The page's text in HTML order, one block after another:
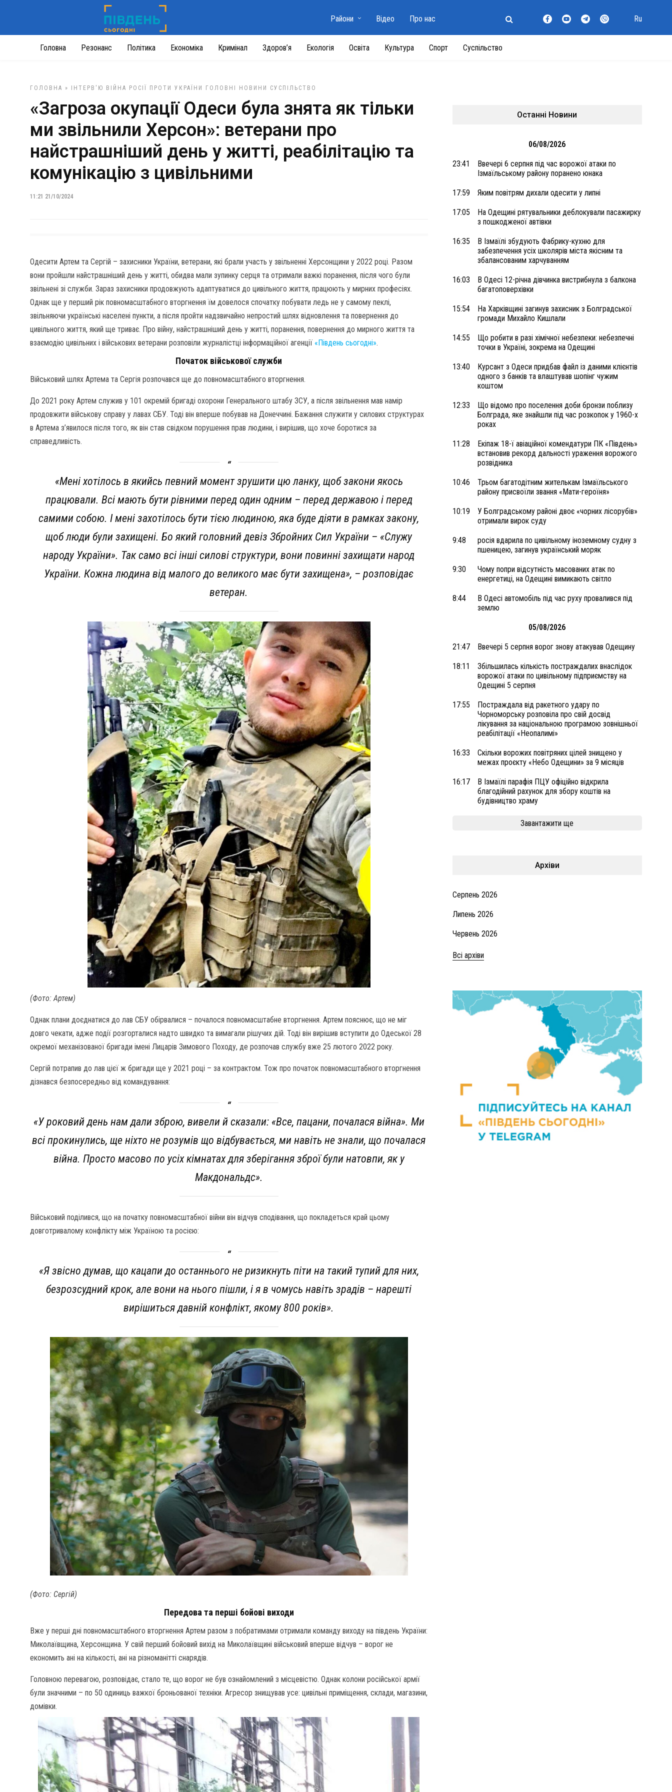
Головна Резонанс Політика Економіка Кримінал Здоров’я Екологія Освіта Культура Спорт Суспільство
Райони Відео Про нас Ru
ГОЛОВНА » ІНТЕРВ'Ю ВІЙНА РОСІЇ ПРОТИ УКРАЇНИ ГОЛОВНІ НОВИНИ СУСПІЛЬСТВО
«Загроза окупації Одеси була знята як тільки
ми звільнили Херсон»: ветерани про
найстрашніший день у житті, реабілітацію та
комунікацію з цивільними
11:21 21/10/2024
Одесити Артем та Сергій – захисники України, ветерани, які брали участь у звільненні Херсонщини у 2022 році. Разом
вони пройшли найстрашніший день у житті, обидва мали зупинку серця та отримали важкі поранення, після чого були
звільнені зі служби. Зараз захисники продовжують адаптуватися до цивільного життя, працюють у мирних професіях.
Однак ще у перший рік повномасштабного вторгнення їм довелося спочатку побувати ледь не у самому пеклі,
звільняючи українські населені пункти, а після пройти надзвичайно непростий шлях відновлення та повернення до
цивільного життя, який ще триває. Про війну, найстрашніший день у житті, поранення, повернення до мирного життя та
взаємодію цивільних і військових ветерани розповіли журналістці інформаційної агенції «Південь сьогодні».
Початок військової служби
Військовий шлях Артема та Сергія розпочався ще до повномасштабного вторгнення.
До 2021 року Артем служив у 101 окремій бригаді охорони Генерального штабу ЗСУ, а після звільнення мав намір
продовжити військову справу у лавах СБУ. Тоді він вперше побував на Донеччині. Бажання служити у силових структурах
в Артема з’явилося після того, як він став свідком порушення прав людини, і вирішив, що хоче боротися за
справедливість.
«Мені хотілось в якийсь певний момент зрушити цю ланку, щоб закони якось
працювали. Всі мають бути рівними перед один одним – перед державою і перед
самими собою. І мені захотілось бути тією людиною, яка буде діяти в рамках закону,
щоб люди були захищені. Бо який головний девіз Збройних Сил України – «Служу
народу України». Так само всі інші силові структури, вони повинні захищати народ
України. Кожна людина від малого до великого має бути захищена», – розповідає
ветеран.
(Фото: Артем)
Однак плани доєднатися до лав СБУ обірвалися – почалося повномасштабне вторгнення. Артем пояснює, що не міг
довго чекати, адже події розгорталися надто швидко та вимагали рішучих дій. Тоді він вирішив вступити до Одеської 28
окремої механізованої бригади імені Лицарів Зимового Походу, де розпочав службу вже 25 лютого 2022 року.
Сергій потрапив до лав цієї ж бригади ще у 2021 році – за контрактом. Тож про початок повномасштабного вторгнення
дізнався безпосередньо від командування:
«У роковий день нам дали зброю, вивели й сказали: «Все, пацани, почалася війна». Ми
всі прокинулись, ще ніхто не розумів що відбувається, ми навіть не знали, що почалася
війна. Просто масово по усіх кімнатах для зберігання зброї були натовпи, як у
Макдональдс».
Військовий поділився, що на початку повномасштабної війни він відчув сподівання, що покладеться край цьому
довготривалому конфлікту між Україною та росією:
«Я звісно думав, що кацапи до останнього не ризикнуть піти на такий тупий для них,
безрозсудний крок, але вони на нього пішли, і я в чомусь навіть зрадів – нарешті
вирішиться давній конфлікт, якому 800 років».
(Фото: Сергій)
Передова та перші бойові виходи
Вже у перші дні повномасштабного вторгнення Артем разом з побратимами отримали команду виходу на південь України:
Миколаївщина, Херсонщина. У свій перший бойовий вихід на Миколаївщині військовий вперше відчув – ворог не
економить ані на кількості, ані на різноманітті снарядів.
Головною перевагою, розповідає, стало те, що ворог не був ознайомлений з місцевістю. Однак колони російської армії
були значними – по 50 одиниць важкої броньованої техніки. Агресор знищував усе: цивільні приміщення, склади, магазини,
домівки.
Останні Новини
06/08/2026
23:41
Ввечері 6 серпня під час ворожої атаки по
Ізмаїльському району поранено юнака
17:59 Яким повітрям дихали одесити у липні
17:05
На Одещині рятувальники деблокували пасажирку
з пошкодженої автівки
16:35
В Ізмаїлі збудують Фабрику-кухню для
забезпечення усіх школярів міста якісним та
збалансованим харчуванням
16:03
В Одесі 12-річна дівчинка вистрибнула з балкона
багатоповерхівки
15:54
На Харківщині загинув захисник з Болградської
громади Михайло Кишлали
14:55
Що робити в разі хімічної небезпеки: небезпечні
точки в Україні, зокрема на Одещині
13:40
Курсант з Одеси придбав файл із даними клієнтів
одного з банків та влаштував шопінг чужим
коштом
12:33
Що відомо про поселення доби бронзи поблизу
Болграда, яке знайшли під час розкопок у 1960-х
роках
11:28
Екіпаж 18-ї авіаційної комендатури ПК «Південь»
встановив рекорд дальності ураження ворожого
розвідника
10:46
Трьом багатодітним жителькам Ізмаїльського
району присвоїли звання «Мати-героїня»
10:19
У Болградському районі двоє «чорних лісорубів»
отримали вирок суду
9:48
росія вдарила по цивільному іноземному судну з
пшеницею, загинув український моряк
9:30
Чому попри відсутність масованих атак по
енергетиці, на Одещині вимикають світло
8:44
В Одесі автомобіль під час руху провалився під
землю
05/08/2026
21:47 Ввечері 5 серпня ворог знову атакував Одещину
18:11
Збільшилась кількість постраждалих внаслідок
ворожої атаки по цивільному підприємству на
Одещині 5 серпня
17:55
Постраждала від ракетного удару по
Чорноморську розповіла про свій досвід
лікування за національною програмою зовнішньої
реабілітації «Неопалимі»
16:33
Скільки ворожих повітряних цілей знищено у
межах проєкту «Небо Одещини» за 9 місяців
16:17
В Ізмаїлі парафія ПЦУ офіційно відкрила
благодійний рахунок для збору коштів на
будівництво храму
Завантажити ще
Архіви
Серпень 2026
Липень 2026
Червень 2026
Всі архіви